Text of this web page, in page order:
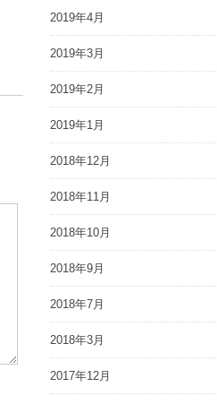
2019年4月
2019年3月
2019年2月
2019年1月
2018年12月
2018年11月
2018年10月
2018年9月
2018年7月
2018年3月
2017年12月